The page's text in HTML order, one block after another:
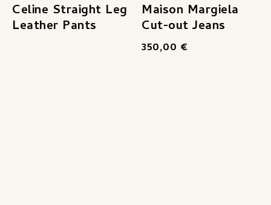
Celine Straight Leg
Leather Pants
Maison Margiela
Cut-out Jeans
350,00 €